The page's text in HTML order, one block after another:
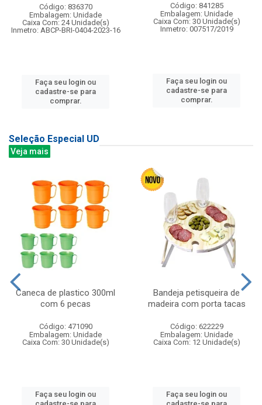
Código: 836370
Embalagem: Unidade
Caixa Com: 24 Unidade(s)
Inmetro: ABCP-BRI-0404-2023-16
Faça seu login ou
cadastre-se para
comprar.
Código: 841285
Embalagem: Unidade
Caixa Com: 30 Unidade(s)
Inmetro: 007517/2019
Faça seu login ou
cadastre-se para
comprar.
Seleção Especial UD
Veja mais
Caneca de plastico 300ml
com 6 pecas
Código: 471090
Embalagem: Unidade
Caixa Com: 30 Unidade(s)
Faça seu login ou
Bandeja petisqueira de
madeira com porta tacas
Código: 622229
Embalagem: Unidade
Caixa Com: 12 Unidade(s)
Faça seu login ou